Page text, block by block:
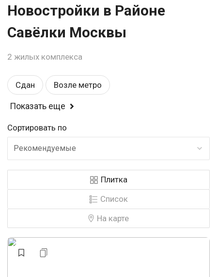
Новостройки в Районе
Савёлки Москвы
2 жилых комплекса
Сдан Возле метро
Спортивные площадки
Магазины Детские площадки Школа
Бизнес Рядом с парком Детский садик
Закрытая территория У воды
Видеонаблюдение Панорамные окна
Комфорт Консьерж
Показать еще
Сортировать по
Рекомендуемые
Плитка
Список
На карте